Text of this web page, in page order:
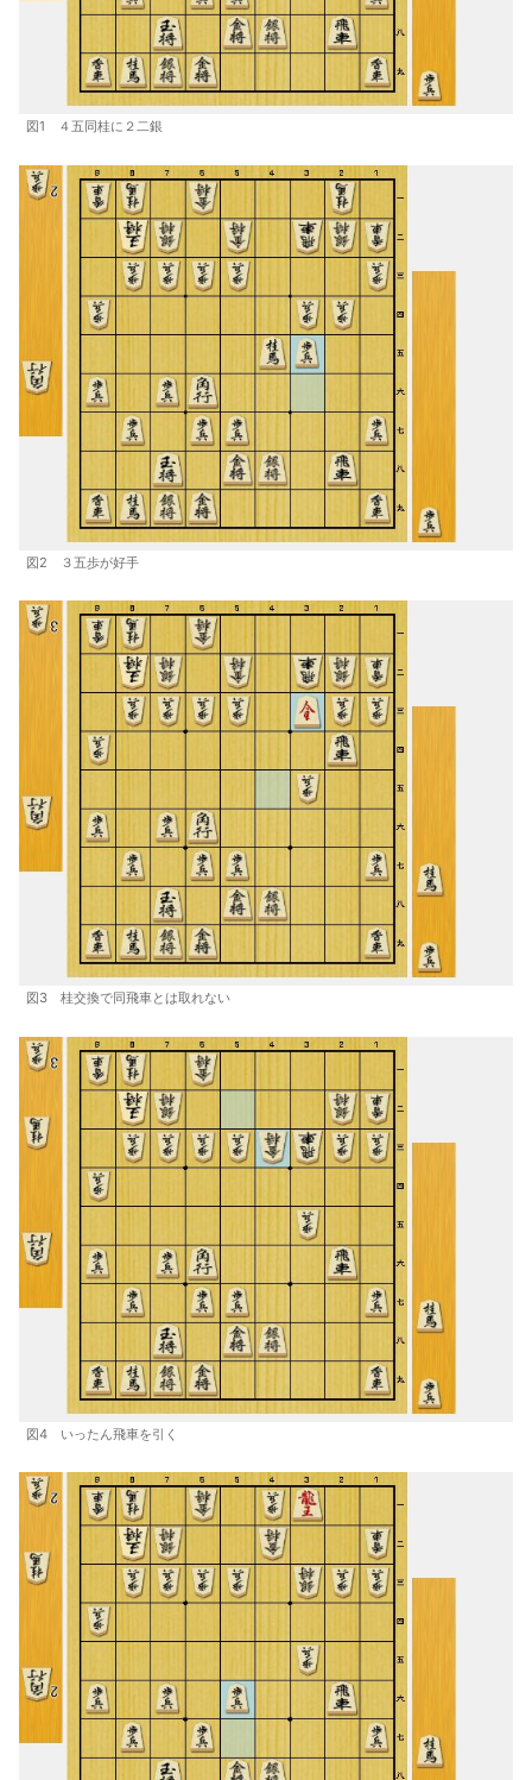
図1 ４五同桂に２二銀
図2 ３五歩が好手
図3 桂交換で同飛車とは取れない
図4 いったん飛車を引く